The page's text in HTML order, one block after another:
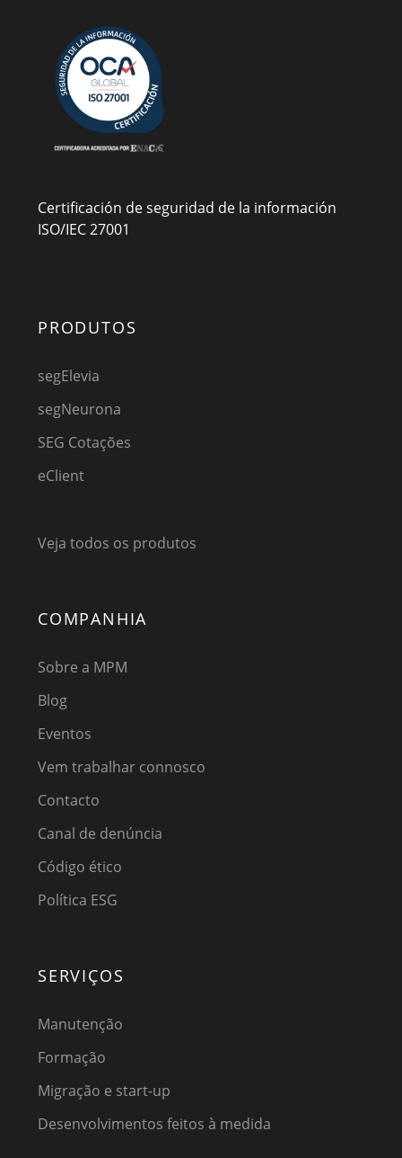
Certificación de seguridad de la información
ISO/IEC 27001
PRODUTOS
segElevia
segNeurona
SEG Cotações
eClient
Veja todos os produtos
COMPANHIA
Sobre a MPM
Blog
Eventos
Vem trabalhar connosco
Contacto
Canal de denúncia
Código ético
Política ESG
SERVIÇOS
Manutenção
Formação
Migração e start-up
Desenvolvimentos feitos à medida